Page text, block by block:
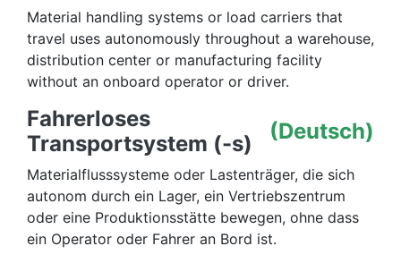
Material handling systems or load carriers that
travel uses autonomously throughout a warehouse,
distribution center or manufacturing facility
without an onboard operator or driver.
Fahrerloses
Transportsystem (-s)
(Deutsch)
Materialflusssysteme oder Lastenträger, die sich
autonom durch ein Lager, ein Vertriebszentrum
oder eine Produktionsstätte bewegen, ohne dass
ein Operator oder Fahrer an Bord ist.